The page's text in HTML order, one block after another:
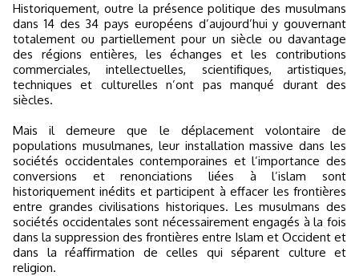
Historiquement, outre la présence politique des musulmans
dans 14 des 34 pays européens d’aujourd’hui y gouvernant
totalement ou partiellement pour un siècle ou davantage
des régions entières, les échanges et les contributions
commerciales, intellectuelles, scientifiques, artistiques,
techniques et culturelles n’ont pas manqué durant des
siècles.
Mais il demeure que le déplacement volontaire de
populations musulmanes, leur installation massive dans les
sociétés occidentales contemporaines et l’importance des
conversions et renonciations liées à l’islam sont
historiquement inédits et participent à effacer les frontières
entre grandes civilisations historiques. Les musulmans des
sociétés occidentales sont nécessairement engagés à la fois
dans la suppression des frontières entre Islam et Occident et
dans la réaffirmation de celles qui séparent culture et
religion.